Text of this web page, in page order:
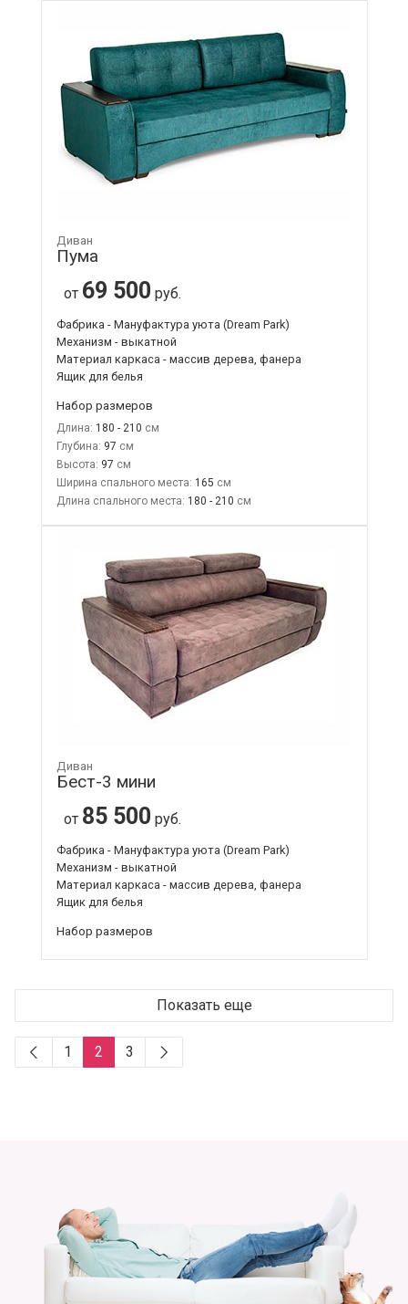
Диван
Пума
от 69 500 руб.
Фабрика - Мануфактура уюта (Dream Park)
Механизм - выкатной
Материал каркаса - массив дерева, фанера
Ящик для белья
Набор размеров
Длина: 180 - 210
Глубина: 97
Высота: 97
Ширина спального места: 165
Длина спального места: 180 - 210
Диван
Бест-3 мини
от 85 500 руб.
Фабрика - Мануфактура уюта (Dream Park)
Механизм - выкатной
Материал каркаса - массив дерева, фанера
Ящик для белья
Набор размеров
Показать еще
1 2 3